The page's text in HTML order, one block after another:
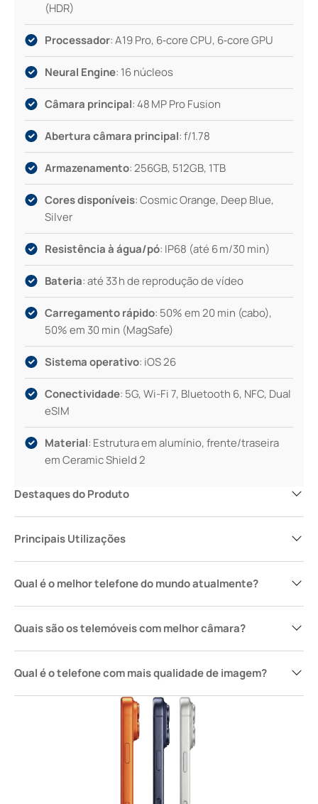
(HDR)
Processador: A19 Pro, 6‑core CPU, 6‑core GPU
Neural Engine: 16 núcleos
Câmara principal: 48 MP Pro Fusion
Abertura câmara principal: f/1.78
Armazenamento: 256GB, 512GB, 1TB
Cores disponíveis: Cosmic Orange, Deep Blue,
Silver
Resistência à água/pó: IP68 (até 6 m/30 min)
Bateria: até 33 h de reprodução de vídeo
Carregamento rápido: 50% em 20 min (cabo),
50% em 30 min (MagSafe)
Sistema operativo: iOS 26
Conectividade: 5G, Wi-Fi 7, Bluetooth 6, NFC, Dual
eSIM
Material: Estrutura em alumínio, frente/traseira
em Ceramic Shield 2
Destaques do Produto
Principais Utilizações
Qual é o melhor telefone do mundo atualmente?
Quais são os telemóveis com melhor câmara?
Qual é o telefone com mais qualidade de imagem?